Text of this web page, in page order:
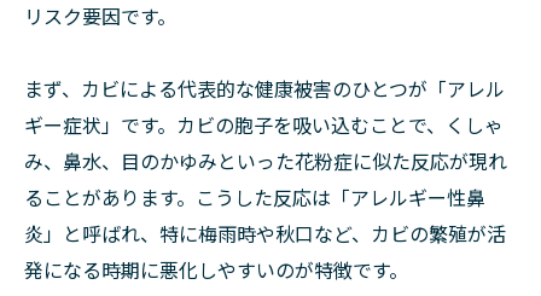
リスク要因です。
まず、カビによる代表的な健康被害のひとつが「アレル
ギー症状」です。カビの胞子を吸い込むことで、くしゃ
み、鼻水、目のかゆみといった花粉症に似た反応が現れ
ることがあります。こうした反応は「アレルギー性鼻
炎」と呼ばれ、特に梅雨時や秋口など、カビの繁殖が活
発になる時期に悪化しやすいのが特徴です。